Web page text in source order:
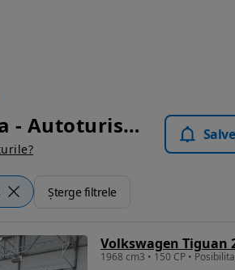
Volkswagen Tiguan Alba - Autoturisme
Șterge filtrele